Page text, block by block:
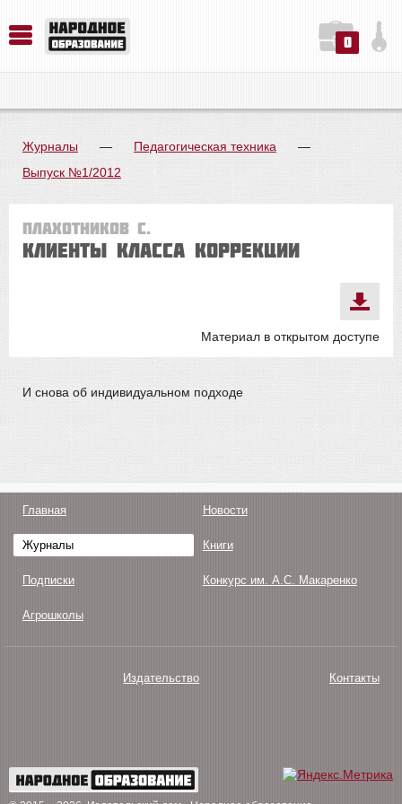
0
Журналы — Педагогическая техника
—
Выпуск №1/2012
Плахотников С.
Клиенты класса коррекции
Материал в открытом доступе
И снова об индивидуальном подходе
Главная Новости
Журналы Книги
Подписки Конкурс им. А.С. Макаренко
Агрошколы
Издательство Контакты